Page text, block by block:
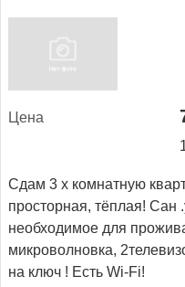
Це­на
Сдам 3 х комнатную
просторная, тёплая! Сан
необходимое для
микроволновка,
на ключ ! Есть Wi-Fi!